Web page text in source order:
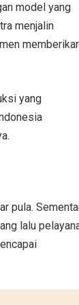
model yang
menjalin
yang
pula.
lalu